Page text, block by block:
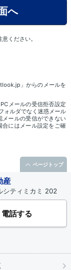
ください。
」からのメールを
メールの受信拒否設定
ォルダでなく迷惑メール
メールの受信ができない
合にはメール設定をご確
産
ティミカミ 202
電話する
ページトップ